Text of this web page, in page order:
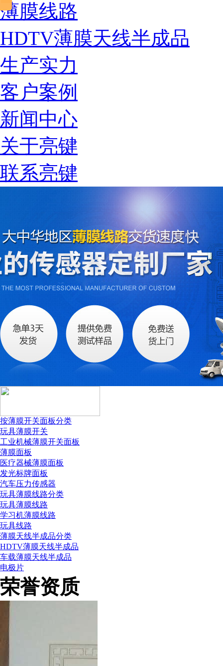
薄膜线路
HDTV薄膜天线半成品
生产实力
客户案例
新闻中心
关于亮键
联系亮键
按薄膜开关面板分类
玩具薄膜开关
工业机械薄膜开关面板
薄膜面板
医疗器械薄膜面板
发光标牌面板
汽车压力传感器
玩具薄膜线路分类
玩具薄膜线路
学习机薄膜线路
玩具线路
薄膜天线半成品分类
HDTV薄膜天线半成品
车载薄膜天线半成品
电极片
荣誉资质
国税务登记证